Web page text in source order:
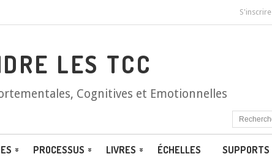
S'inscrire
LES TCC
Cognitives et Emotionnelles
PROCESSUS LIVRES ÉCHELLES SUPPORTS